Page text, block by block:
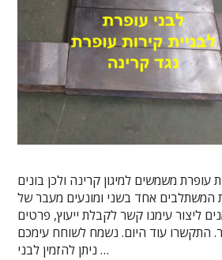
עופרת משמשים למיגון קרינה ולכן בונים
המשתלבים אחד בשני ומונעים מעבר של
ליצור עימנו קשר לקבלת ייעוץ, פרטים
התקשרו עוד היום. נשמח לשוחח עימכם
ניתן להזמין לבני …